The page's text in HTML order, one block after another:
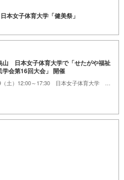
女子体育大学「健美祭」
山 日本女子体育大学で「せたがや福祉
学会第16回大会」 開催